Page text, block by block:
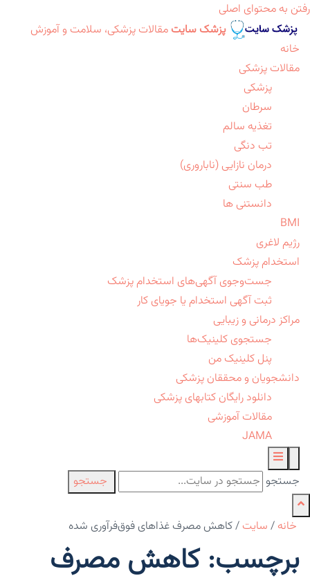
رفتن به محتوای اصلی
پزشک سایت مقالات پزشکی، سلامت و آموزش
خانه
مقالات پزشکی
پزشکی
سرطان
تغذیه سالم
تب دنگی
درمان نازایی (ناباروری)
طب سنتی
دانستنی ها
BMI
رژیم لاغری
استخدام پزشک
جست‌وجوی آگهی‌های استخدام پزشک
ثبت آگهی استخدام یا جویای کار
مراکز درمانی و زیبایی
جستجوی کلینیک‌ها
پنل کلینیک من
دانشجویان و محققان پزشکی
دانلود رایگان کتابهای پزشکی
مقالات آموزشی
JAMA
جستجو جستجو
خانه / سایت /کاهش مصرف غذاهای فوق‌فرآوری شده
برچسب: کاهش مصرف